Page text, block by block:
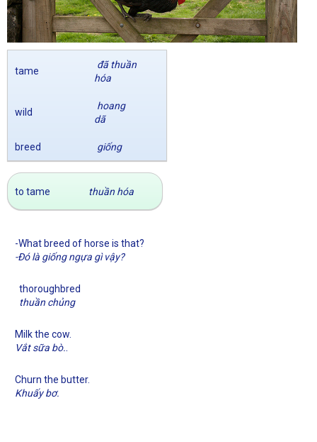
tame
đã thuần
hóa
wild
hoang
dã
breed giống
to tame thuần hóa
-What breed of horse is that?
-Đó là giống ngựa gì vậy?
thoroughbred
thuần chủng
Milk the cow.
Vắt sữa bò..
Churn the butter.
Khuấy bơ.